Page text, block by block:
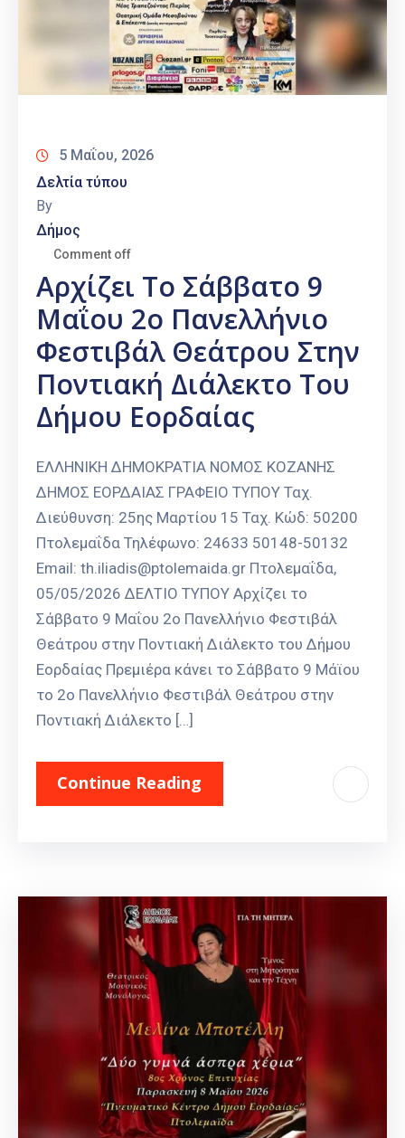
5 Μαΐου, 2026
Δελτία τύπου
By
Δήμος
Comment off
Αρχίζει Το Σάββατο 9
Μαΐου 2o Πανελλήνιο
Φεστιβάλ Θεάτρου Στην
Ποντιακή Διάλεκτο Του
Δήμου Εορδαίας
ΕΛΛΗΝΙΚΗ ΔΗΜΟΚΡΑΤΙΑ ΝΟΜΟΣ ΚΟΖΑΝΗΣ
ΔΗΜΟΣ ΕΟΡΔΑΙΑΣ ΓΡΑΦΕΙΟ ΤΥΠΟΥ Ταχ.
Διεύθυνση: 25ης Μαρτίου 15 Ταχ. Κώδ: 50200
Πτολεμαΐδα Τηλέφωνο: 24633 50148-50132
Email: th.iliadis@ptolemaida.gr Πτολεμαΐδα,
05/05/2026 ΔΕΛΤΙΟ ΤΥΠΟΥ Αρχίζει το
Σάββατο 9 Μαΐου 2o Πανελλήνιο Φεστιβάλ
Θεάτρου στην Ποντιακή Διάλεκτο του Δήμου
Εορδαίας Πρεμιέρα κάνει το Σάββατο 9 Μάϊου
το 2ο Πανελλήνιο Φεστιβάλ Θεάτρου στην
Ποντιακή Διάλεκτο […]
Continue Reading